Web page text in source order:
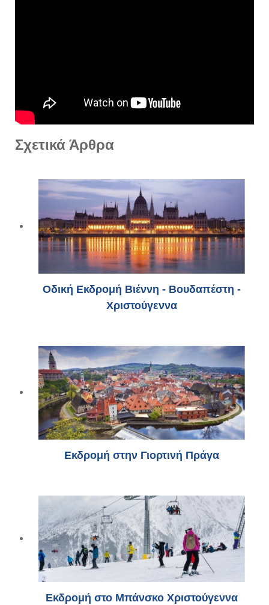
Σχετικά Άρθρα
Οδική Εκδρομή Βιέννη - Βουδαπέστη -
Χριστούγεννα
Εκδρομή στην Γιορτινή Πράγα
Εκδρομή στο Μπάνσκο Χριστούγεννα